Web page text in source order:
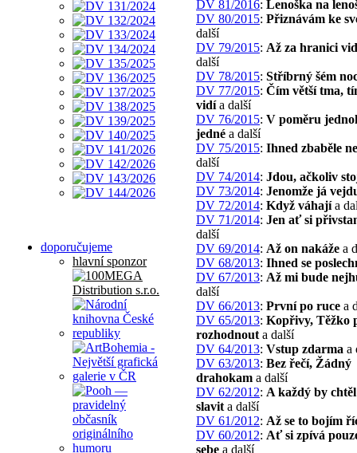
doporučujeme
hlavní sponzor
DV 81/2016: Lenoška na
DV 80/2015: Přiznávám ke
další
DV 79/2015: Až za hranici
další
DV 78/2015: Stříbrný šém
DV 77/2015: Čím větší tma,
vidía další
DV 76/2015: V poměru
jedné a další
DV 75/2015: Ihned zbaběle
další
DV 74/2014: Jdou, ačkoliv
DV 73/2014: Jenomže já
DV 72/2014: Když váhajía
DV 71/2014: Jen ať si
další
DV 69/2014: Až on nakáže a
DV 68/2013: Ihned se
DV 67/2013: Až mi bude
další
DV 66/2013: První po ruce a
DV 65/2013: Kopřivy, Těžko
rozhodnout a další
DV 64/2013: Vstup zdarma a
DV 63/2013: Bez řečí, Žádný
drahokam a další
DV 62/2012: A každý by
slavit a další
DV 61/2012: Až se to bojím
DV 60/2012: Ať si zpívá
sebe a další